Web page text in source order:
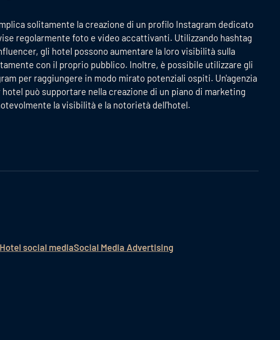
solitamente la creazione di un profilo Instagram dedicato
regolarmente foto e video accattivanti. Utilizzando hashtag
gli hotel possono aumentare la loro visibilità sulla
con il proprio pubblico. Inoltre, è possibile utilizzare gli
per raggiungere in modo mirato potenziali ospiti. Un'agenzia
può supportare nella creazione di un piano di marketing
la visibilità e la notorietà dell'hotel.
Hotel social mediaSocial Media Advertising